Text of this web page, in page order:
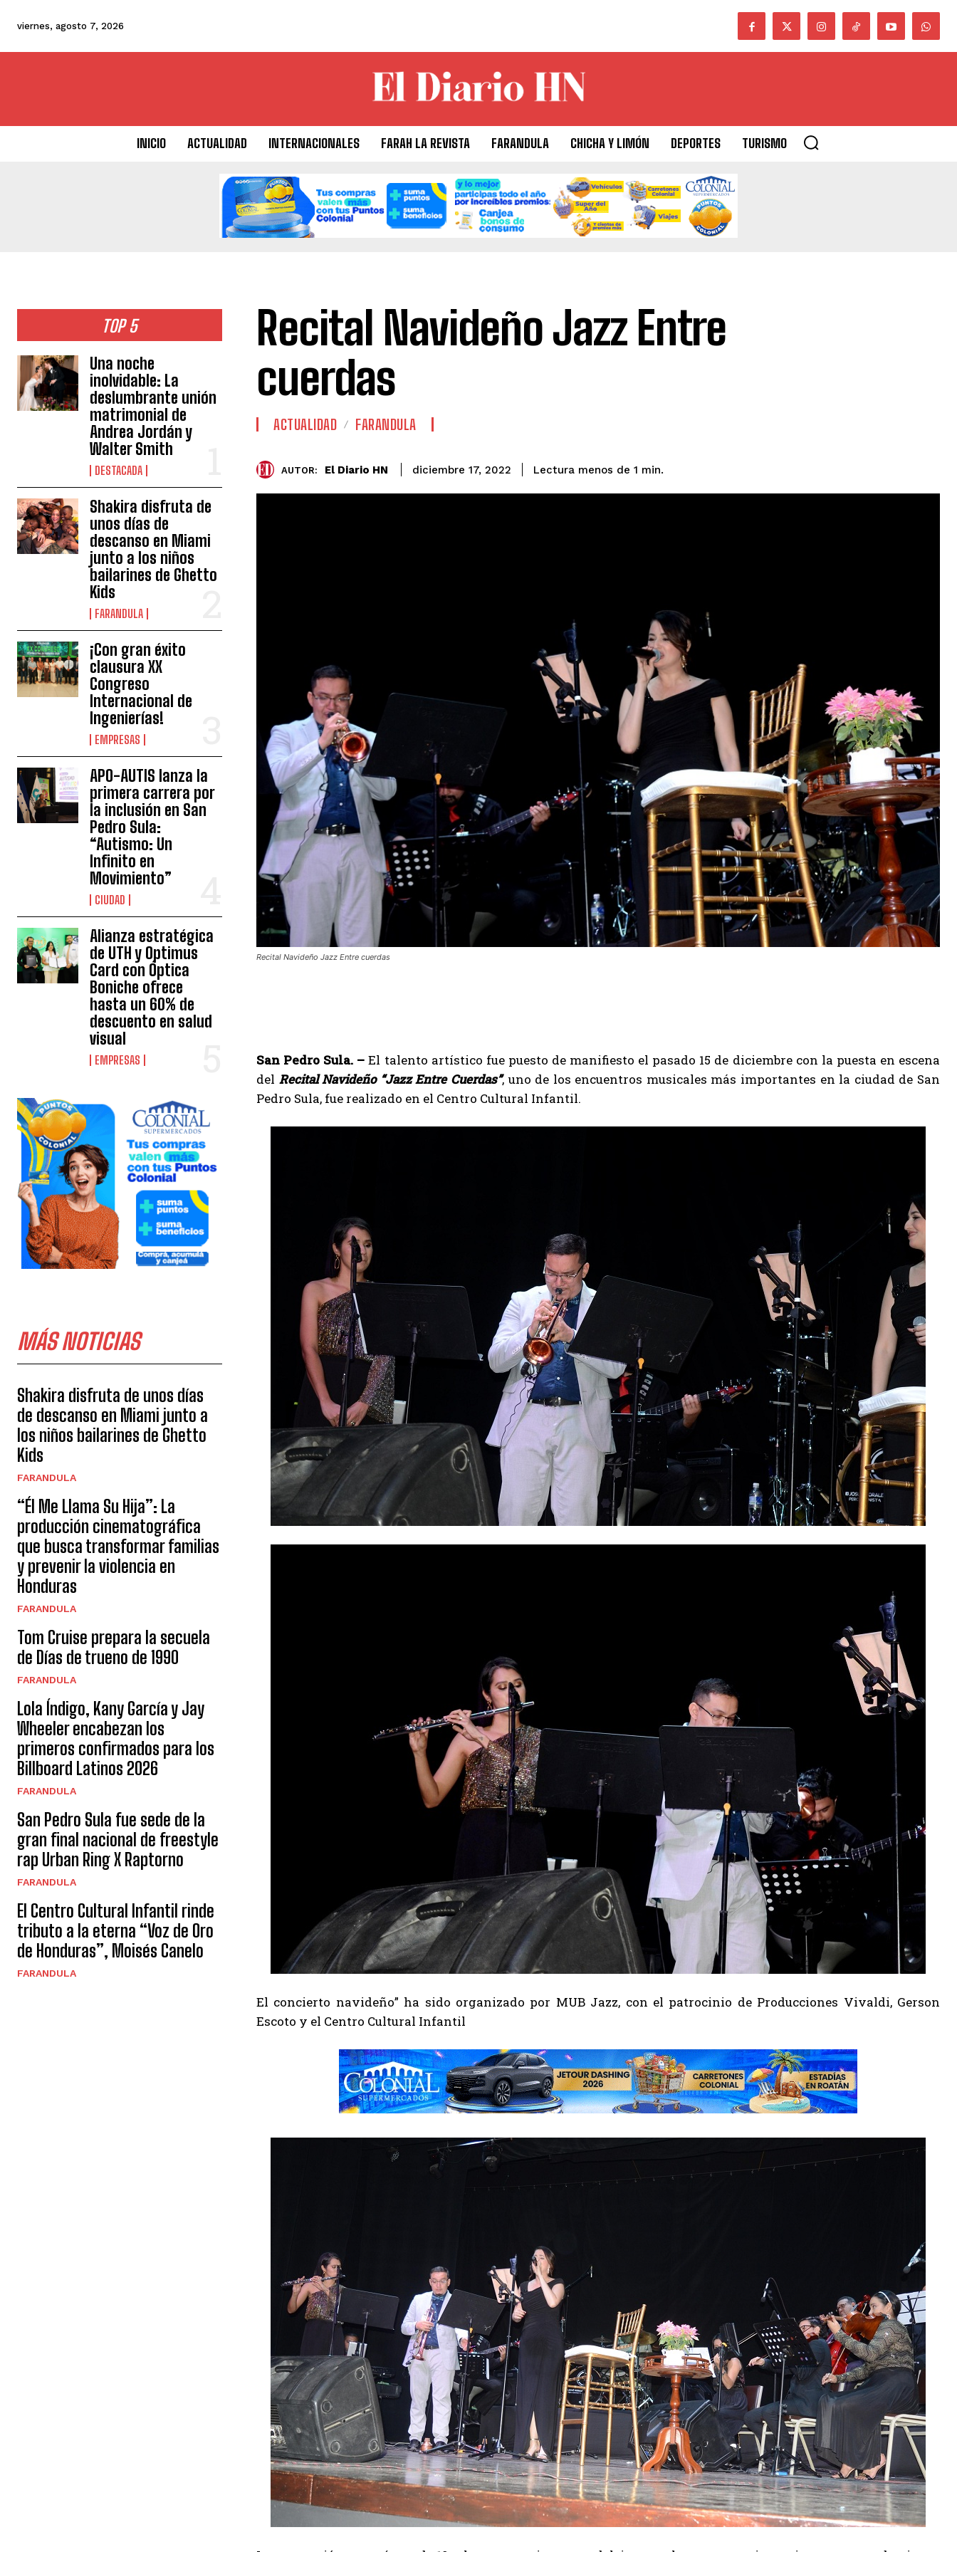
viernes, agosto 7, 2026
INICIO ACTUALIDAD INTERNACIONALES FARAH LA REVISTA FARANDULA CHICHA Y LIMÓN DEPORTES TURISMO
TOP 5
Una noche
inolvidable: La
deslumbrante unión
matrimonial de
Andrea Jordán y
Walter Smith
DESTACADA
Shakira disfruta de
unos días de
descanso en Miami
junto a los niños
bailarines de Ghetto
Kids
FARANDULA
¡Con gran éxito
clausura XX
Congreso
Internacional de
Ingenierías!
EMPRESAS
APO-AUTIS lanza la
primera carrera por
la inclusión en San
Pedro Sula:
“Autismo: Un
Infinito en
Movimiento”
CIUDAD
Alianza estratégica
de UTH y Optimus
Card con Óptica
Boniche ofrece
hasta un 60% de
descuento en salud
visual
EMPRESAS
MÁS NOTICIAS
Shakira disfruta de unos días
de descanso en Miami junto a
los niños bailarines de Ghetto
Kids
FARANDULA
“Él Me Llama Su Hija”: La
producción cinematográfica
que busca transformar familias
y prevenir la violencia en
Honduras
FARANDULA
Tom Cruise prepara la secuela
de Días de trueno de 1990
FARANDULA
Lola Índigo, Kany García y Jay
Wheeler encabezan los
primeros confirmados para los
Billboard Latinos 2026
FARANDULA
San Pedro Sula fue sede de la
gran final nacional de freestyle
rap Urban Ring X Raptorno
FARANDULA
El Centro Cultural Infantil rinde
tributo a la eterna “Voz de Oro
de Honduras”, Moisés Canelo
FARANDULA
Recital Navideño Jazz Entre
cuerdas
ACTUALIDAD FARANDULA
AUTOR: El Diario HN diciembre 17, 2022 Lectura menos de 1 min.
Recital Navideño Jazz Entre cuerdas
San Pedro Sula. – El talento artístico fue puesto de manifiesto el pasado 15 de diciembre con la puesta en escena
del Recital Navideño “Jazz Entre Cuerdas”, uno de los encuentros musicales más importantes en la ciudad de San
Pedro Sula, fue realizado en el Centro Cultural Infantil.
El concierto navideño” ha sido organizado por MUB Jazz, con el patrocinio de Producciones Vivaldi, Gerson
Escoto y el Centro Cultural Infantil